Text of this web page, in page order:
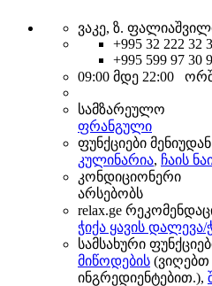
ვაკე, ზ.
+995 32 222 32
+995 599 97 30
09:00 მდე 22:00
სამზარეულო
ფრანგული
ფუნქციები მენიუდან
კულინარია, ჩაის
კონდიციონერი
არსებობს
relax.ge
ჭიქა ყავის დალევა/
სამსახური
მიწოდების (ვიღებთ
ინგრედიენტებით.),